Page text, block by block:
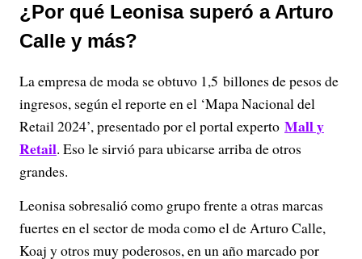
¿Por qué Leonisa superó a Arturo
Calle y más?
La empresa de moda se obtuvo 1,5 billones de pesos de
ingresos, según el reporte en el ‘Mapa Nacional del
Retail 2024’, presentado por el portal experto Mall y
Retail. Eso le sirvió para ubicarse arriba de otros
grandes.
Leonisa sobresalió como grupo frente a otras marcas
fuertes en el sector de moda como el de Arturo Calle,
Koaj y otros muy poderosos, en un año marcado por